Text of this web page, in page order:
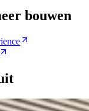
bouwen